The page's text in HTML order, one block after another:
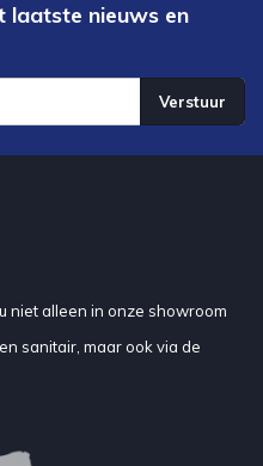
laatste nieuws en
Verstuur
niet alleen in onze showroom
sanitair, maar ook via de